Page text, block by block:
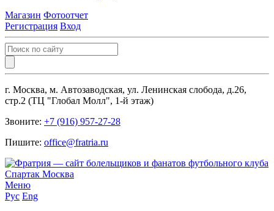
Магазин Фотоотчет
Регистрация Вход
г. Москва, м. Автозаводская, ул. Ленинская слобода, д.26,
стр.2 (ТЦ "Глобал Молл", 1-й этаж)
Звоните: +7 (916) 957-27-28
Пишите: office@fratria.ru
Меню
Рус Eng